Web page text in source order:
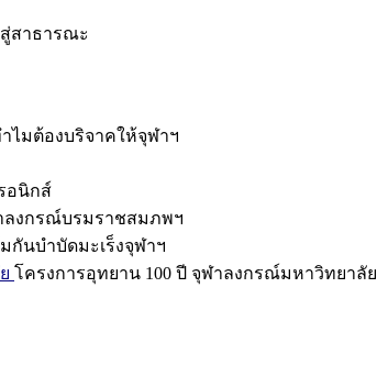
สู่สาธารณะ
ไมต้องบริจาคให้จุฬาฯ
อนิกส์
ลงกรณ์บรมราชสมภพฯ
กันบำบัดมะเร็งจุฬาฯ
โครงการอุทยาน 100 ปี จุฬาลงกรณ์มหาวิทยาลัย